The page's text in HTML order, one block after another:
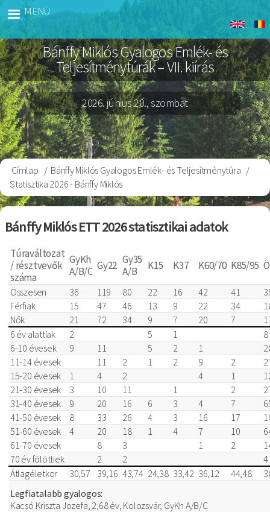
Ugrás
a
tartalomra
Banffy
Gyalog
MENÜ
Bánffy Miklós Gyalogos Emlék- és
Teljesítménytúrák – VII. kiírás
2026. június 20., szombat
Morzsa
Címlap
Bánffy Miklós Gyalogos Emlék- és Teljesítménytúra
Statisztika 2026 - Bánffy Miklós
Bánffy Miklós ETT 2026 statisztikai adatok
Túraváltozat
/ résztvevők
száma
GyKh
A/B/C Gy22 Gy35
A/B
K15 K37 K60/70 K85/95
Összesen 36 119 80 22 16 42 41
Férfiak
15 47 46 13 9 22 34
Nők
21 72 34 9 7 20 7
6 év alattiak
2 5 1
8
6-10 évesek
9 11 5 2 1
11-14 évesek
11 2 1 2 9 2
15-20 évesek
1 4 2 4 1
21-30 évesek
3 10 11 1 2
31-40 évesek
9 20 16 6 3 4 7
41-50 évesek
8 33 26 4 3 16 17
51-60 évesek
4 20 18 1 4 7 10
61-70 évesek
8 3 1 2
70 év fölöttiek
2 2
4
Átlagéletkor
30,57 39,16 43,74 24,38 33,42 36,12 44,48
Legfiatalabb gyalogos:
Kacsó Kriszta Jozefa, 2,68 év, Kolozsvár, GyKh A/B/C